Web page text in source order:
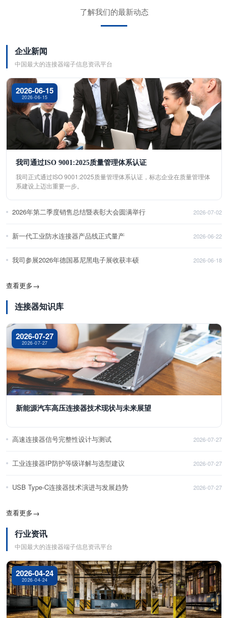
了解我们的最新动态
企业新闻
中国最大的连接器端子信息资讯平台
2026-06-15
2026-06-15
我司通过ISO 9001:2025质量管理体系认证
我司正式通过ISO 9001:2025质量管理体系认证，标志企业在质量管理体
系建设上迈出重要一步。
2026年第二季度销售总结暨表彰大会圆满举行 2026-07-02
新一代工业防水连接器产品线正式量产 2026-06-22
我司参展2026年德国慕尼黑电子展收获丰硕 2026-06-18
查看更多→
连接器知识库
2026-07-27
2026-07-27
新能源汽车高压连接器技术现状与未来展望
高速连接器信号完整性设计与测试 2026-07-27
工业连接器IP防护等级详解与选型建议 2026-07-27
USB Type-C连接器技术演进与发展趋势 2026-07-27
查看更多→
行业资讯
中国最大的连接器端子信息资讯平台
2026-04-24
2026-04-24